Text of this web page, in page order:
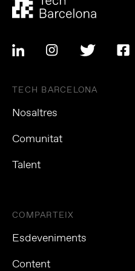
TECH BARCELONA
Nosaltres
Comunitat
Talent
COMPARTEIX
Esdeveniments
Content